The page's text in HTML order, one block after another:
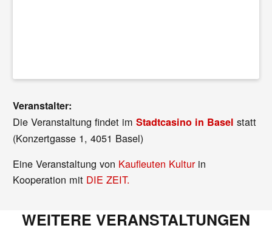
Veranstalter:
Die Veranstaltung findet imStadtcasino in Baselstatt
(Konzertgasse 1, 4051 Basel)
Eine Veranstaltung von Kaufleuten Kulturin
Kooperation mit DIE ZEIT.
WEITERE VERANSTALTUNGEN